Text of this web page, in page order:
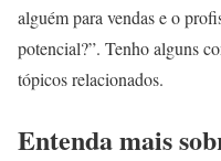
alguém para vendas e o
potencial?”. Tenho alguns
tópicos relacionados.
Entenda mais